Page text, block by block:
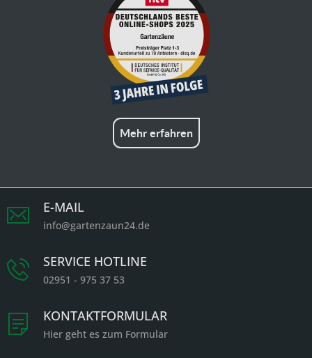
Mehr erfahren
E-MAIL
info@gartenzaun24.de
SERVICE HOTLINE
02951 - 975 37 53
KONTAKTFORMULAR
Hier geht es zum Formular